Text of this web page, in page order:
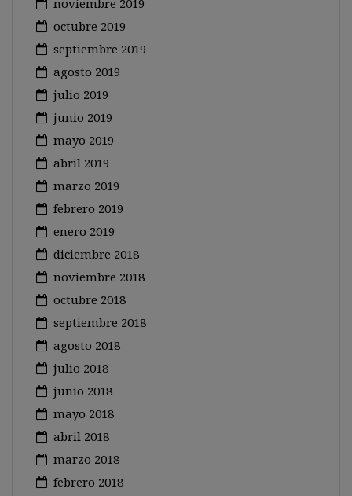
noviembre 2019
octubre 2019
septiembre 2019
agosto 2019
julio 2019
junio 2019
mayo 2019
abril 2019
marzo 2019
febrero 2019
enero 2019
diciembre 2018
noviembre 2018
octubre 2018
septiembre 2018
agosto 2018
julio 2018
junio 2018
mayo 2018
abril 2018
marzo 2018
febrero 2018